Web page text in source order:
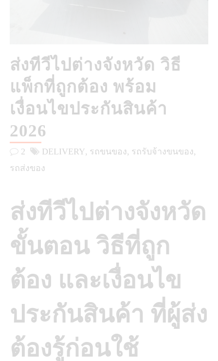
ส่งทีวีไปต่างจังหวัด วิธี
แพ็กที่ถูกต้อง พร้อม
เงื่อนไขประกันสินค้า
2026
2 DELIVERY รถขนของ รถรับจ้างขนของ
รถส่งของ
ส่งทีวีไปต่างจังหวัด
ขั้นตอน วิธีที่ถูก
ต้อง และเงื่อนไข
ประกันสินค้า ที่ผู้ส่ง
ต้องรู้ก่อนใช้